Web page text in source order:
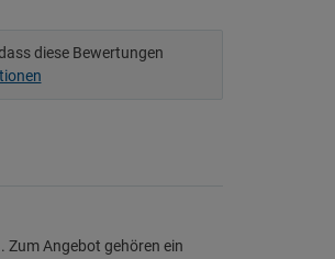
diese Bewertungen
Zum Angebot gehören ein